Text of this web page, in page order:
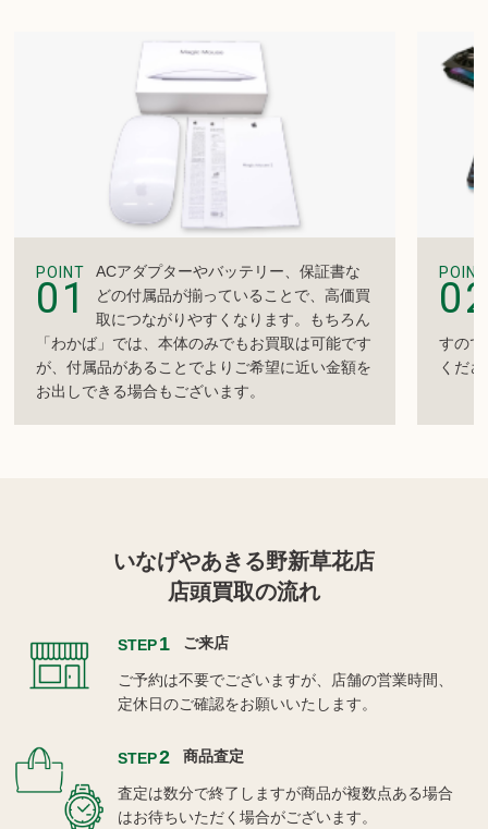
POINT
01
ACアダプターやバッテリー、保証書な
どの付属品が揃っていることで、高価買
取につながりやすくなります。もちろん
「わかば」では、本体のみでもお買取は可能です
が、付属品があることでよりご希望に近い金額を
お出しできる場合もございます。
POINT
すの
くだ
いなげやあきる野新草花店
店頭買取の流れ
STEP1 ご来店
ご予約は不要でございますが、店舗の営業時間、
定休日のご確認をお願いいたします。
STEP2 商品査定
査定は数分で終了しますが商品が複数点ある場合
はお待ちいただく場合がございます。